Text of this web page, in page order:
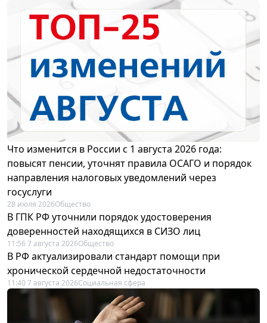
Что изменится в России с 1 августа 2026 года:
повысят пенсии, уточнят правила ОСАГО и порядок
направления налоговых уведомлений через
госуслуги
28 июля 2026Общество
В ГПК РФ уточнили порядок удостоверения
доверенностей находящихся в СИЗО лиц
11:56 7 августа 2026Общество
В РФ актуализировали стандарт помощи при
хронической сердечной недостаточности
11:40 7 августа 2026Социальная сфера